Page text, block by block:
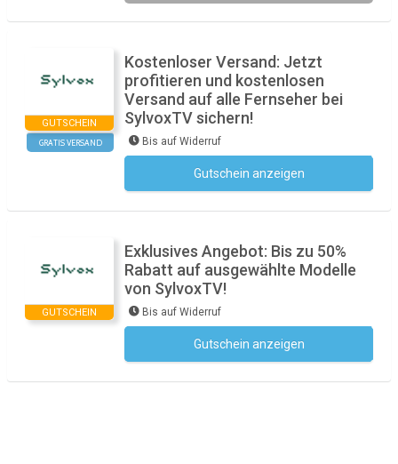
GUTSCHEIN
GRATIS VERSAND
Kostenloser Versand: Jetzt
profitieren und kostenlosen
Versand auf alle Fernseher bei
SylvoxTV sichern!
Bis auf Widerruf
Gutschein anzeigen
GUTSCHEIN
Exklusives Angebot: Bis zu 50%
Rabatt auf ausgewählte Modelle
von SylvoxTV!
Bis auf Widerruf
Gutschein anzeigen